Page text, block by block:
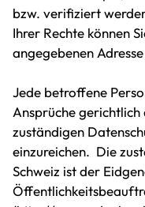
bzw. verifiziert
Ihrer Rechte können
angegebenen
Jede betroffene
Ansprüche
zuständigen
einzureichen. Die
Schweiz ist der